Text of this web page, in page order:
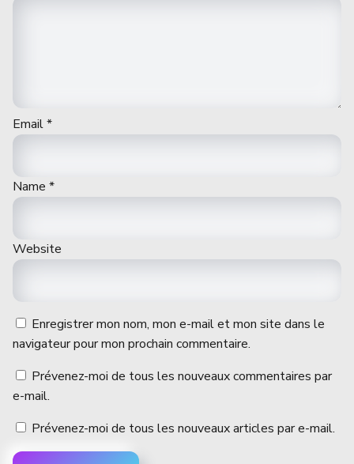
Email*
Name *
Website
Enregistrer mon nom, mon e-mail et mon site dans le
navigateur pour mon prochain commentaire.
Prévenez-moi de tous les nouveaux commentaires par
e-mail.
Prévenez-moi de tous les nouveaux articles par e-mail.